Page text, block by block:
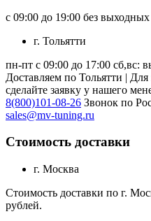
с 09:00 до 19:00 без выходных
г. Тольятти
пн-пт с 09:00 до 17:00 сб,вс:
Доставляем по Тольятти | Для
сделайте заявку у нашего
8(800)101-08-26 Звонок по
sales@mv-tuning.ru
Стоимость доставки
г. Москва
Стоимость доставки по г.
рублей.